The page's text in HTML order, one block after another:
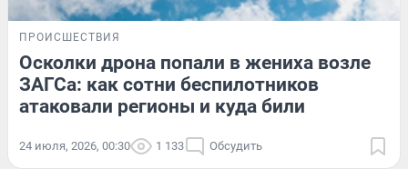
ПРОИСШЕСТВИЯ
Осколки дрона попали в жениха возле
ЗАГСа: как сотни беспилотников
атаковали регионы и куда били
24 июля, 2026, 00:30 1 133 Обсудить